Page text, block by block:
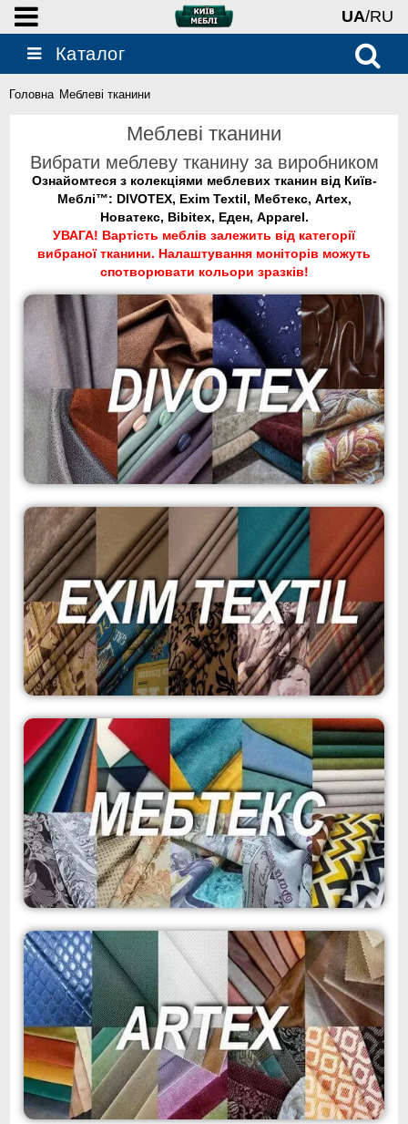
UA/RU
Каталог
Головна Меблеві тканини
Меблеві тканини
Вибрати меблеву тканину за виробником
Ознайомтеся з колекціями меблевих тканин від Київ-
Меблі™: DIVOTEX, Exim Textil, Мебтекс, Artex,
Новатекс, Bibitex, Еден, Apparel.
УВАГА! Вартість меблів залежить від категорії
вибраної тканини. Налаштування моніторів можуть
спотворювати кольори зразків!